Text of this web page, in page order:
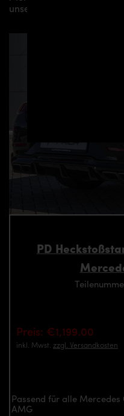
unserer Vertriebs- und
PD
Preis: €1,199.00
inkl. Mwst. zzgl. Versandkosten
Passend für alle
AMG